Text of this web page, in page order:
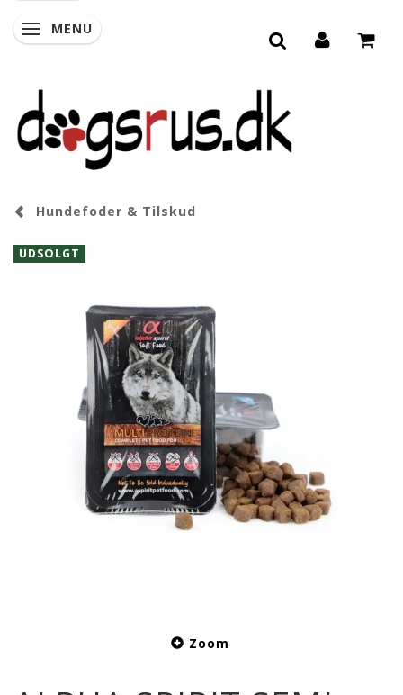
SKIFTE NAVIGATION
MENU
Hundefoder & Tilskud
UDSOLGT
Zoom